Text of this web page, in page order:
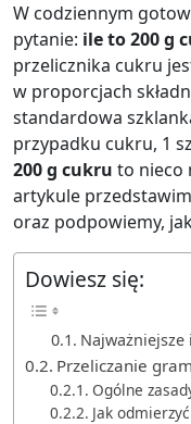
W codziennym
pytanie: ile to 200 g
przelicznika cukru
w proporcjach
standardowa
przypadku cukru, 1
200 g cukru to nieco
artykule
oraz podpowiemy,
Dowiesz się:
Przeliczanie
Ogólne
Jak